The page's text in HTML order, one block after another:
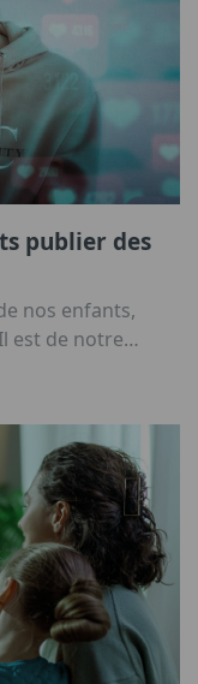
publier des
nos enfants,
est de notre